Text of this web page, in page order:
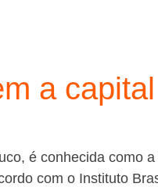
a
é conhecida como
com o Instituto